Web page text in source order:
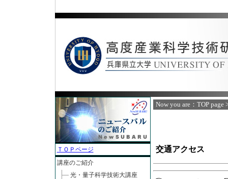
ＴＯＰページ
講座のご紹介
光・量子科学技術大講座
Now you are： TOP page
交通アクセス